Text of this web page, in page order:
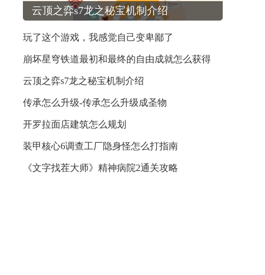
玩了这个游戏，我感觉自己变卑鄙了
玩了这个游戏，我感觉自己变卑鄙了
崩坏星穹铁道最初和最终的自由成就怎么获得
云顶之弈s7龙之秘宝机制介绍
传承怎么升级-传承怎么升级成圣物
开罗拉面店建筑怎么规划
装甲核心6调查工厂隐身怪怎么打指南
《文字找茬大师》精神病院2通关攻略